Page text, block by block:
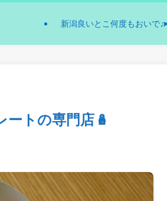
新潟良いとこ何度もおいで♫
トの専門店🪆